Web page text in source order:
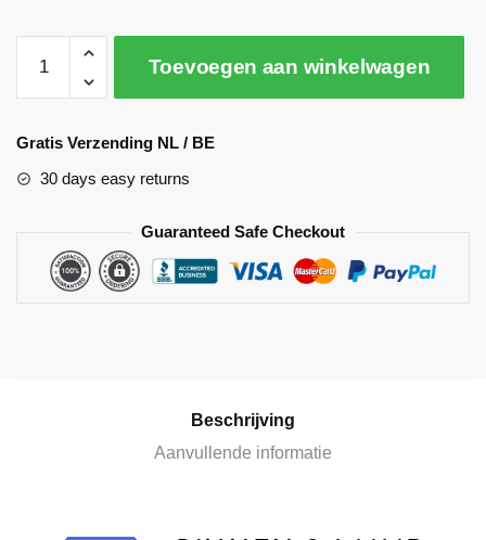
Toevoegen aan winkelwagen
l
e
Gratis Verzending NL / BE
30 days easy returns
Guaranteed Safe Checkout
Beschrijving
Aanvullende informatie